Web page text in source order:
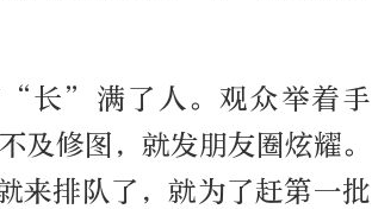
“长”满了人。观众举着手
及修图，就发朋友圈炫耀。
来排队了，就为了赶第一批